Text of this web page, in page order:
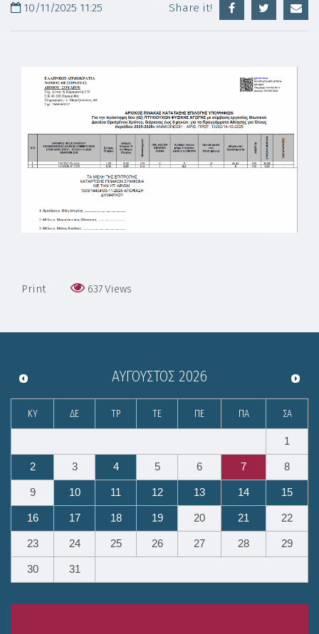
10/11/2025 11:25 Share it!
Print 637Views
ΑΎΓΟΥΣΤΟΣ 2026
ΚΥ ΔΕ ΤΡ ΤΕ ΠΕ ΠΑ ΣΑ
1
2 3 4 5 6 7 8
9 10 11 12 13 14 15
16 17 18 19 20 21 22
23 24 25 26 27 28 29
30 31